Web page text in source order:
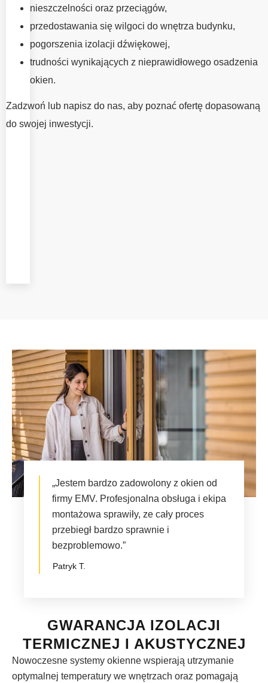
Fachowy montaż okien
znaczenie jak wybór
właściwej stolarki. To
właśnie od jakości
użytkowania oraz pełne
nieszczelności oraz przeciągów,
przedostawania się wilgoci do wnętrza budynku,
pogorszenia izolacji dźwiękowej,
trudności wynikających z nieprawidłowego osadzenia
okien.
Zadzwoń lub napisz do nas, aby poznać ofertę dopasowaną
do swojej inwestycji.
„Jestem bardzo zadowolony z okien od
firmy EMV. Profesjonalna obsługa i ekipa
montażowa sprawiły, ze cały proces
przebiegł bardzo sprawnie i
bezproblemowo.”
Patryk T.
GWARANCJA IZOLACJI
TERMICZNEJ I AKUSTYCZNEJ
Nowoczesne systemy okienne wspierają utrzymanie
optymalnej temperatury we wnętrzach oraz pomagają